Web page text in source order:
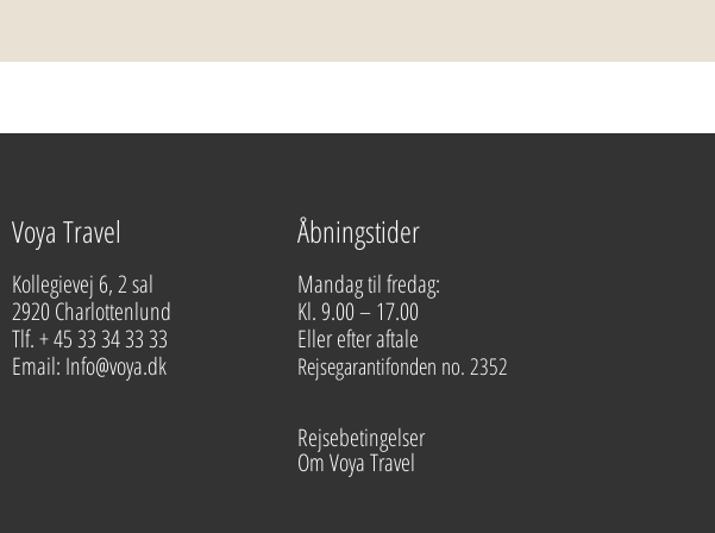
Voya Travel
Kollegievej 6, 2 sal
2920 Charlottenlund
Tlf. + 45 33 34 33 33
Email: Info@voya.dk
Åbningstider
Mandag til fredag:
Kl. 9.00 – 17.00
Eller efter aftale
Rejsegarantifonden no. 2352
Rejsebetingelser
Om Voya Travel